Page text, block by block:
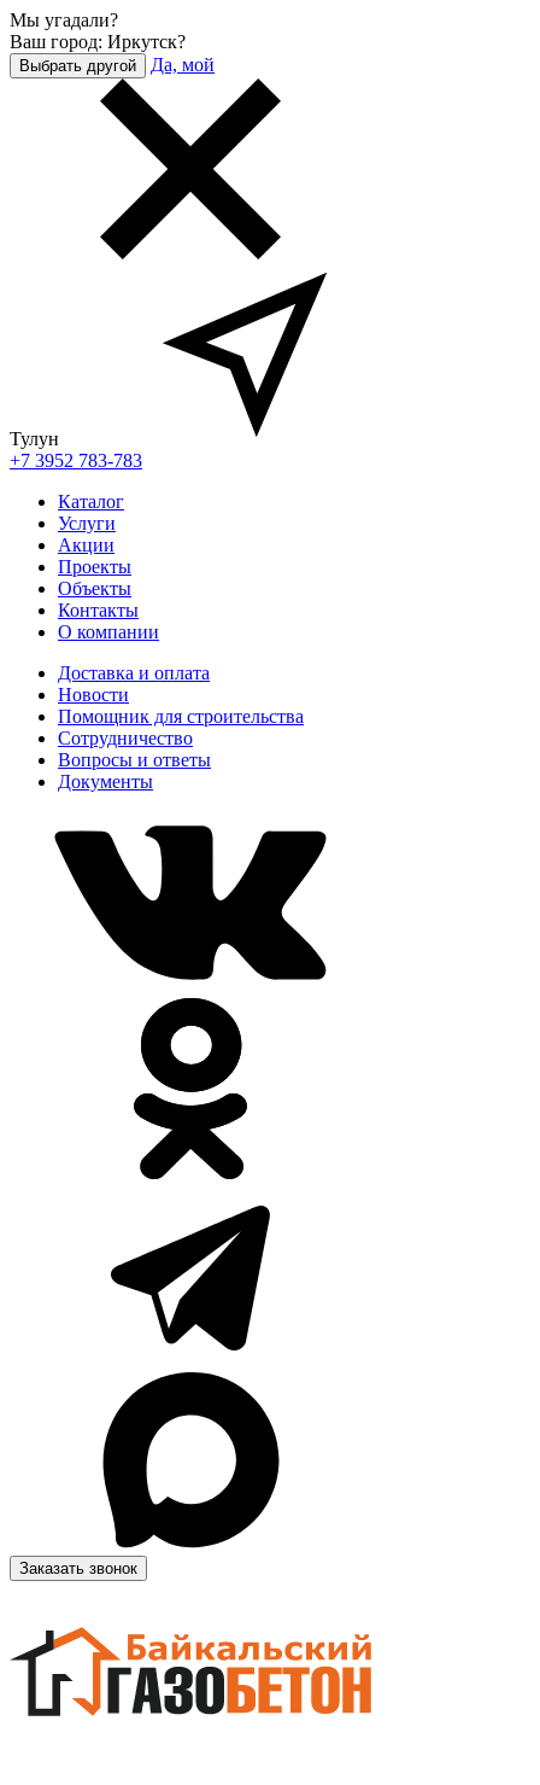
Мы угадали?
Ваш город: Иркутск?
Выбрать другой Да, мой
Тулун
+7 3952 783-783
Каталог
Услуги
Акции
Проекты
Объекты
Контакты
О компании
Доставка и оплата
Новости
Помощник для строительства
Сотрудничество
Вопросы и ответы
Документы
Заказать звонок